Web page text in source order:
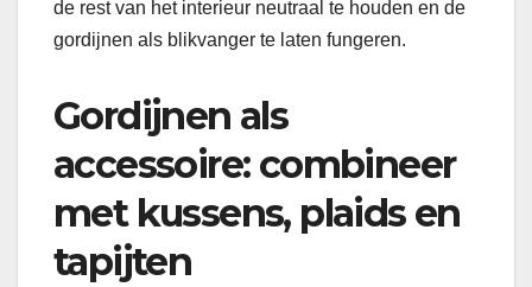
de rest van het interieur neutraal te houden en de
gordijnen als blikvanger te laten fungeren.
Gordijnen als
accessoire: combineer
met kussens, plaids en
tapijten